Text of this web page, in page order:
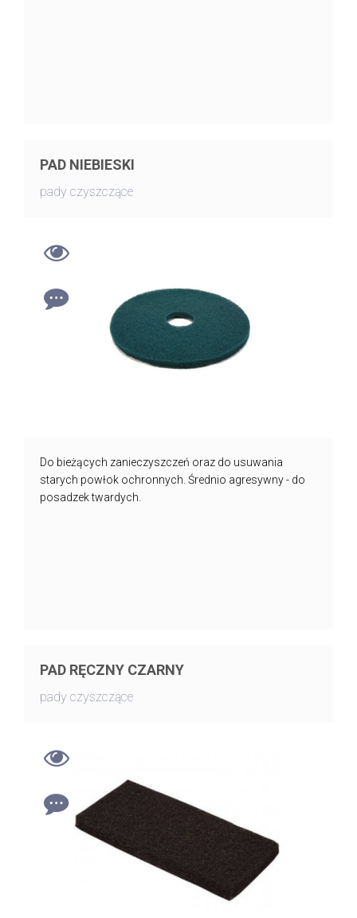
PAD NIEBIESKI
pady czyszczące
Do bieżących zanieczyszczeń oraz do usuwania
starych powłok ochronnych. Średnio agresywny - do
posadzek twardych.
PAD RĘCZNY CZARNY
pady czyszczące